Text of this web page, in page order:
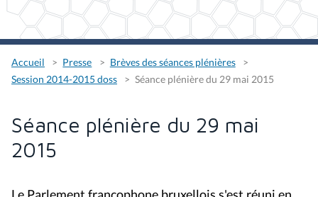
Accueil Presse
Brèves des séances plénières
Session 2014-2015 doss
Séance plénière du 29 mai 2015
Séance plénière du 29 mai
2015